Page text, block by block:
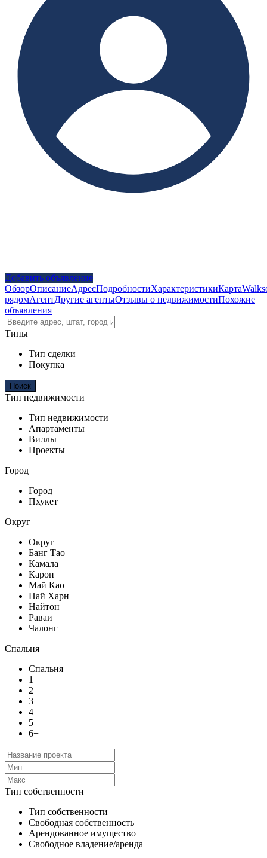
Добавить объявление
ОбзорОписаниеАдресПодробностиХарактеристикиКарта
рядомАгентДругие агентыОтзывы о недвижимостиПохожие
объявления
Типы
Тип сделки
Покупка
Тип недвижимости
Тип недвижимости
Апартаменты
Виллы
Проекты
Город
Город
Пхукет
Округ
Округ
Банг Тао
Камала
Карон
Май Као
Най Харн
Найтон
Раваи
Чалонг
Спальня
Спальня
1
2
3
4
5
6+
Тип собственности
Тип собственности
Свободная собственность
Арендованное имущество
Свободное владение/аренда